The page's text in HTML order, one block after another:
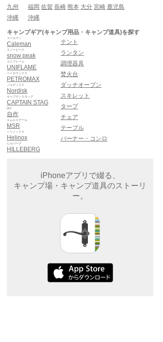
九州
福岡 佐賀 長崎 熊本 大分 宮崎 鹿児島
沖縄
沖縄
キャンプギア(キャンプ用品・キャンプ道具)を探す
Caleman
コールマン
snow peak
スノーピーク
UNIFLAME
ユニフレーム
PETROMAX
ペトロマックス
Nordisk
ノルディスク
CAPTAIN STAG
キャプテンスタッグ
自作
DIY
MSR
エムエスアール
Helinox
ヘリノックス
HILLEBERG
ヒルバーグ
テント
ランタン
調理器具
焚火台
ダッチオーブン
スキレット
タープ
チェア
テーブル
バーナー・コンロ
iPhoneアプリで綴る、
キャンプ場・キャンプ道具のストーリ
ー。